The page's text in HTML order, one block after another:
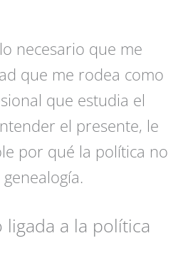
necesario que me
que me rodea como
que estudia el
el presente, le
por qué la política no
a la política